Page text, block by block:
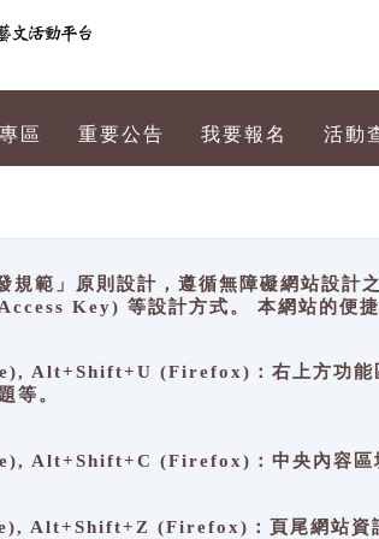
區 重要公告 我要報名 活動
規範」原則設計，遵循無障礙網站設
Key) 等設計方式。 本網站的便捷
Alt+Shift+U (Firefox)：右上方功能
等。
Alt+Shift+C (Firefox)：中央內容區塊
Alt+Shift+Z (Firefox)：頁尾網站資